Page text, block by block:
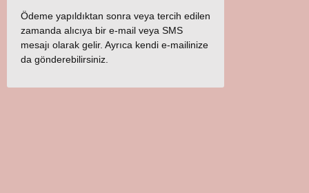
Ödeme yapıldıktan sonra veya tercih edilen
zamanda alıcıya bir e-mail veya SMS
mesajı olarak gelir. Ayrıca kendi e-mailinize
da gönderebilirsiniz.